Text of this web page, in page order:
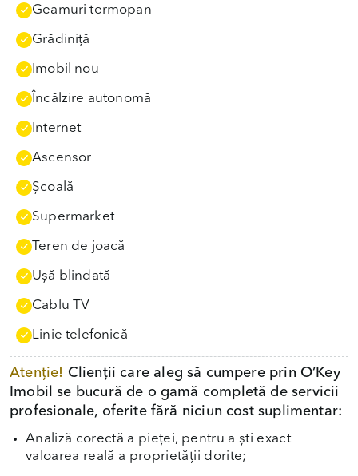
Geamuri termopan
Grădiniţă
Imobil nou
Încălzire autonomă
Internet
Ascensor
Școală
Supermarket
Teren de joacă
Uşă blindată
Cablu TV
Linie telefonică
Atenție! Clienții care aleg să cumpere prin O’Key
Imobil se bucură de o gamă completă de servicii
profesionale, oferite fără niciun cost suplimentar:
Analiză corectă a pieței, pentru a ști exact
valoarea reală a proprietății dorite;